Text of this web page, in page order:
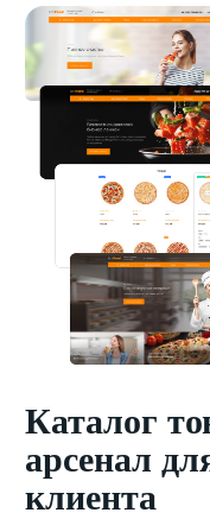
Каталог
арсенал
клиента